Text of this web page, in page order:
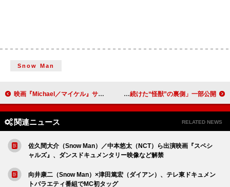
Snow Man
映画『Michael／マイケル』サントラのリリースが決定、日本盤独自仕様も サカナクション、ドキュメンタリー映像「レコード会社スタッフが撮影し続けた“怪獣”の裏側」一部公開
関連ニュース RELATED NEWS
佐久間大介（Snow Man）／中本悠太（NCT）ら出演映画『スペシ
ャルズ』、ダンスドキュメンタリー映像など解禁
向井康二（Snow Man）×津田篤宏（ダイアン）、テレ東ドキュメン
トバラエティ番組でMC初タッグ